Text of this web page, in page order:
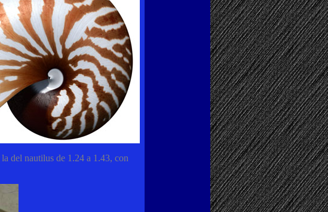
del nautilus de 1.24 a 1.43, con